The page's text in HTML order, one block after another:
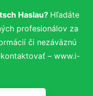
Haslau? Hľadáte
profesionálov za
či nezáväznú
– www.i-